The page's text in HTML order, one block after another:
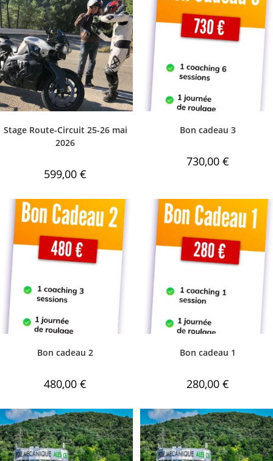
Stage Route-Circuit 25-26 mai
2026
599,00 €
Bon cadeau 3
730,00 €
Bon cadeau 2
480,00 €
Bon cadeau 1
280,00 €